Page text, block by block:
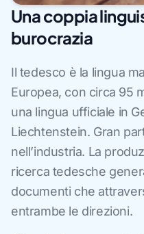
Una coppia
burocrazia
Il tedesco è la lingua
Europea, con circa 95
una lingua ufficiale in
Liechtenstein. Gran
nell’industria. La
ricerca tedesche
documenti che
entrambe le direzioni.